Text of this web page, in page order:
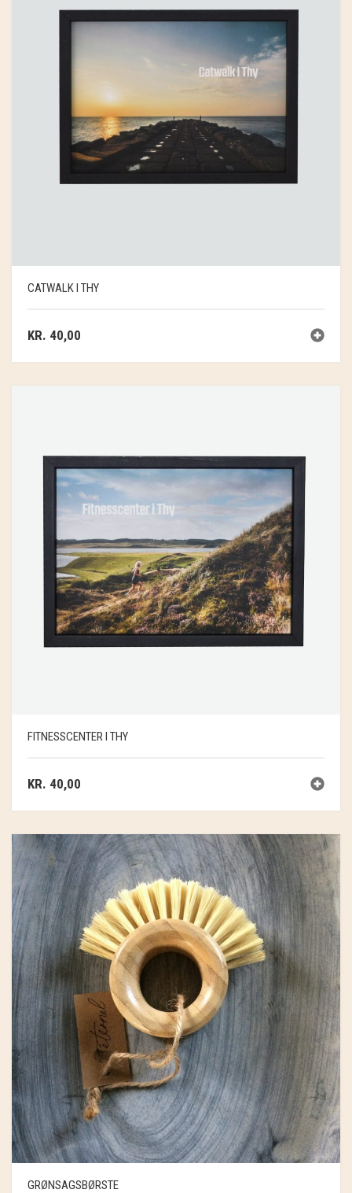
CATWALK I THY
KR. 40,00
FITNESSCENTER I THY
KR. 40,00
GRØNSAGSBØRSTE